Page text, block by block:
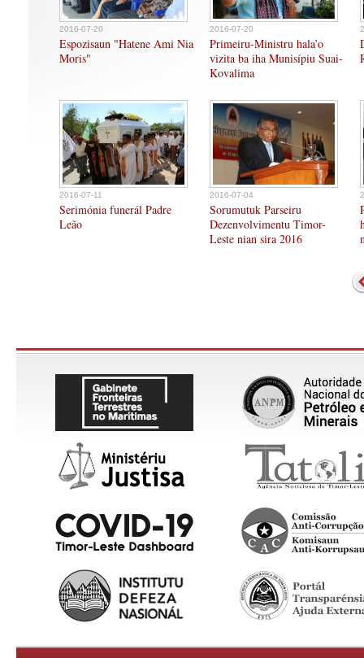
2016-07-20
Espozisaun "Hatene Ami Nia
Moris"
2016-07-20
Primeiru-Ministru hala’o
vizita ba iha Munisípiu Suai-
Kovalima
2016-07-11
Serimónia funerál Padre
Leão
2016-07-04
Sorumutuk Parseiru
Dezenvolvimentu Timor-
Leste nian sira 2016